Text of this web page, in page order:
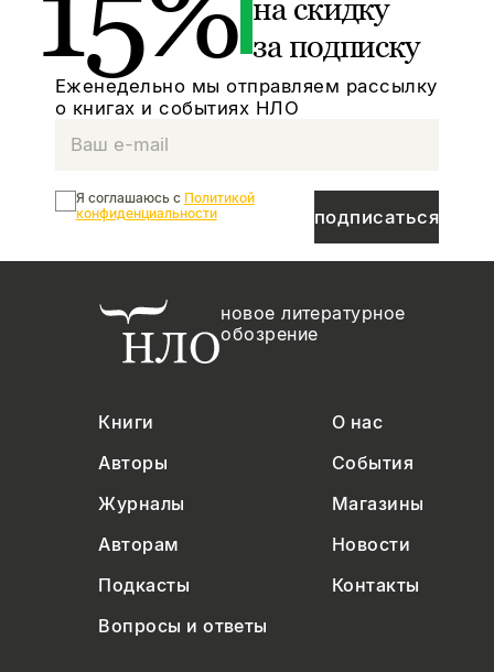
за подписку
Еженедельно мы отправляем рассылку
о книгах и событиях НЛО
подписаться
Я соглашаюсь с Политикой
конфиденциальности
новое литературное
обозрение
Книги
О нас
Авторы
События
Журналы
Магазины
Авторам
Новости
Подкасты
Контакты
Вопросы и ответы